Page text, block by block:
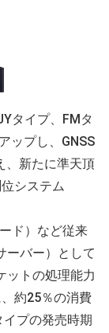
タイプ、FMタ
ップし、GNSS
、新たに準天頂
システム
ド）など従来
ーバー）として
ットの処理能力
約25％の消費
プの発売時期